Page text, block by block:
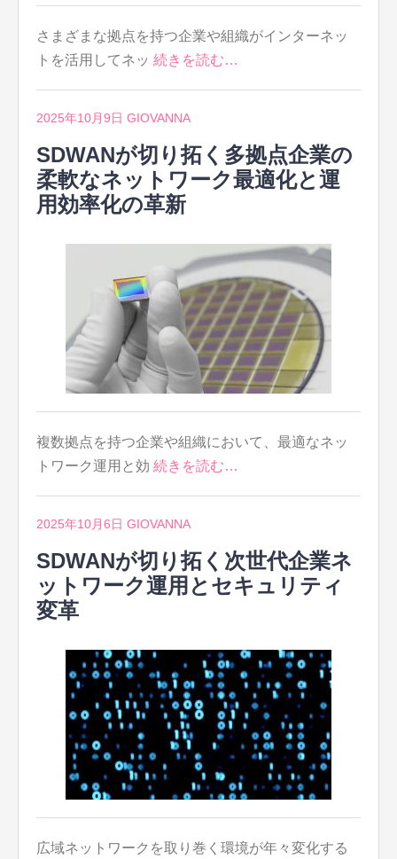
さまざまな拠点を持つ企業や組織がインターネッ
トを活用してネッ 続きを読む…
2025年10月9日 GIOVANNA
SDWANが切り拓く多拠点企業の
柔軟なネットワーク最適化と運
用効率化の革新
複数拠点を持つ企業や組織において、最適なネッ
トワーク運用と効 続きを読む…
2025年10月6日 GIOVANNA
SDWANが切り拓く次世代企業ネ
ットワーク運用とセキュリティ
変革
広域ネットワークを取り巻く環境が年々変化する